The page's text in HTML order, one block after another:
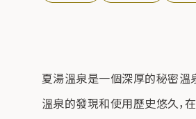
夏湯溫泉是一個深厚的秘密溫
溫泉的發現和使用歷史悠久，